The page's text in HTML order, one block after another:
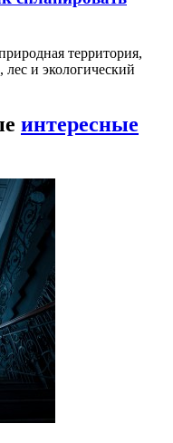
территория,
и экологический
интересные